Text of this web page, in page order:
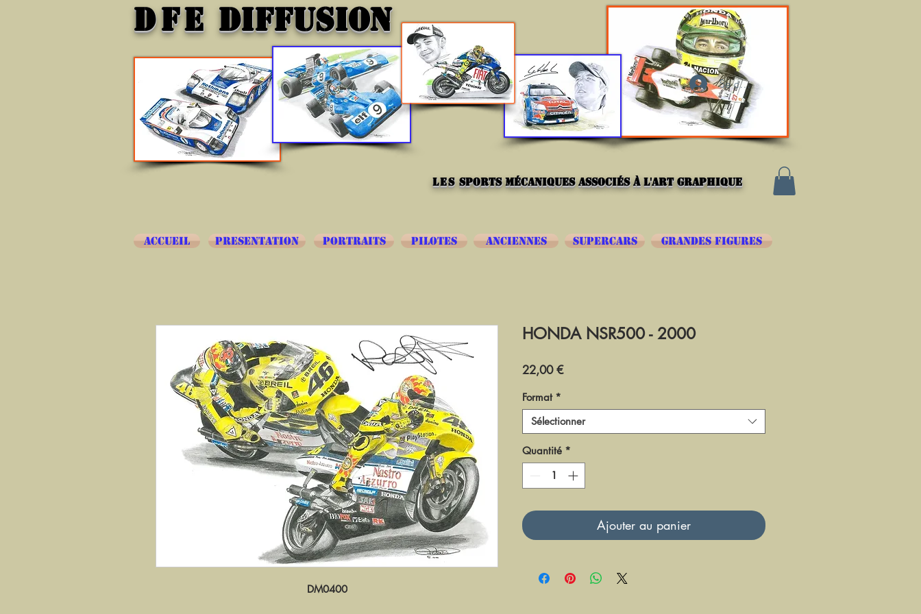
DFE DIFFUSION
Se connecter
lessports mécaniques associés à l'art graphique
DM0400
HONDA NSR500 - 2000
22,00 €Prix
Format *
Sélectionner
Quantité *
Ajouter au panier
SUPERCARS
ANCIENNES
PILOTES
PORTRAITS
PRESENTATION
ACCUEIL GRANDES FIGURES